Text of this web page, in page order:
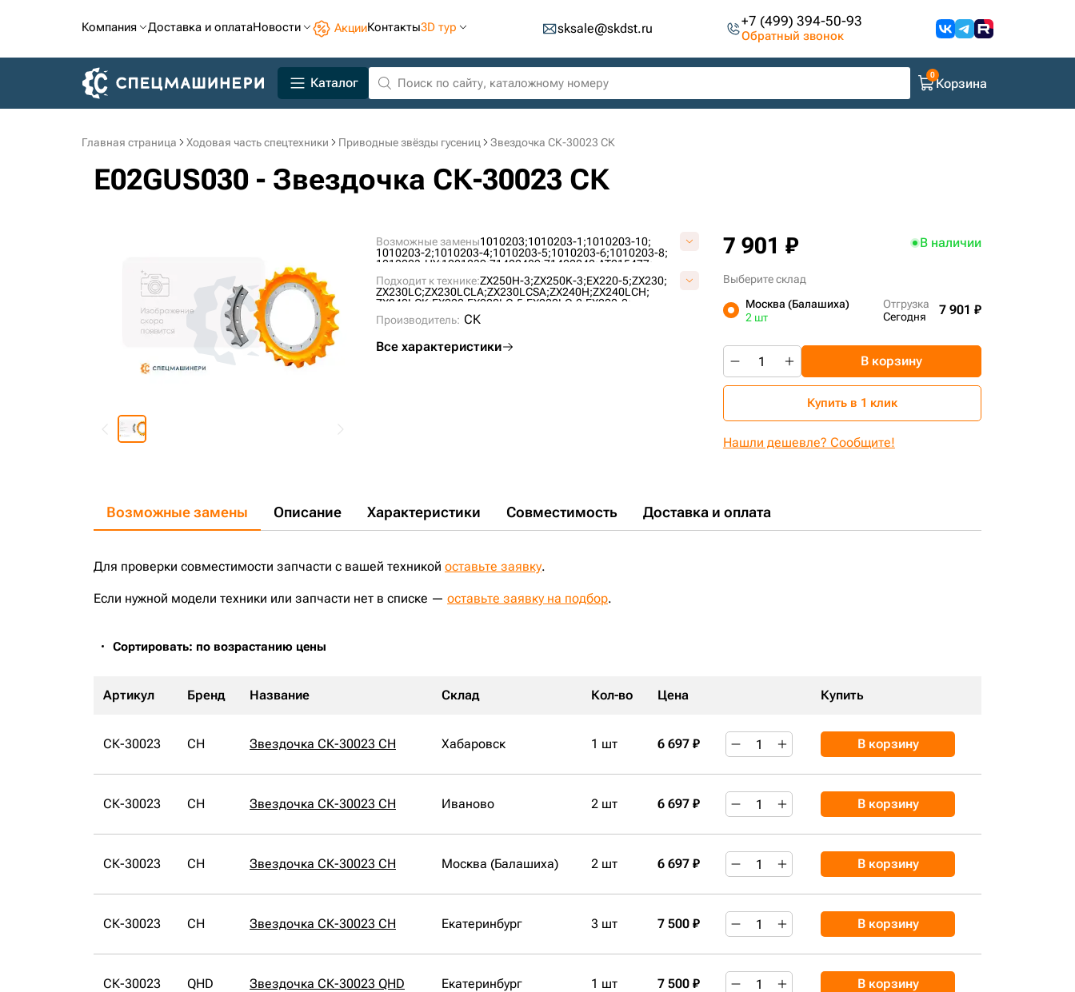
Компания Доставка и оплатаНовости АкцииКонтакты3D тур sksale@skdst.ru +7 (499) 394-50-93
Обратный звонок
Каталог Корзина
Главная страница Ходовая часть спецтехники Приводные звёзды гусениц Звездочка СК-30023 СК
E02GUS030 - Звездочка СК-30023 СК
Возможные замены1010203;1010203-1;1010203-10;
1010203-2;1010203-4;1010203-5;1010203-6;1010203-8;
1010203-HY;1021239;71402489;71422040;AT215477;
AT311805;
E02GUS030;FT3059;R1579000M01;TH109726;
VFT3059V;VR157900;
Подходит к технике:ZX250H-3;ZX250K-3;EX220-5;ZX230;
ZX230LC;ZX230LCLA;ZX230LCSA;ZX240H;ZX240LCH;
ZX240LCK;EX220;EX220LC-5;EX220LC-2;EX220-2;
EX200LC-2;
EX200-2;
EX220LC-3;ZX225USRLC-3;
FH240LC.3;FH220-3;EX230LCH-5;
Производитель: СК
Все характеристики
7 901 ₽ В наличии
Выберите склад
Москва (Балашиха)
2 шт
Отгрузка
Сегодня
7 901 ₽
В корзину
Купить в 1 клик
Нашли дешевле? Сообщите!
Возможные замены Описание Характеристики Совместимость Доставка и оплата
Для проверки совместимости запчасти с вашей техникой оставьте заявку.
Если нужной модели техники или запчасти нет в списке — оставьте заявку на подбор.
Сортировать: по возрастанию цены
Артикул Бренд Название Склад Кол-во Цена Купить
СК-30023 CH Звездочка СК-30023 CH Хабаровск 1 шт 6 697 ₽ В корзину
СК-30023 CH Звездочка СК-30023 CH Иваново 2 шт 6 697 ₽ В корзину
СК-30023 CH Звездочка СК-30023 CH Москва (Балашиха) 2 шт 6 697 ₽ В корзину
СК-30023 CH Звездочка СК-30023 CH Екатеринбург 3 шт 7 500 ₽ В корзину
СК-30023 QHD Звездочка СК-30023 QHD Екатеринбург 1 шт 7 500 ₽ В корзину